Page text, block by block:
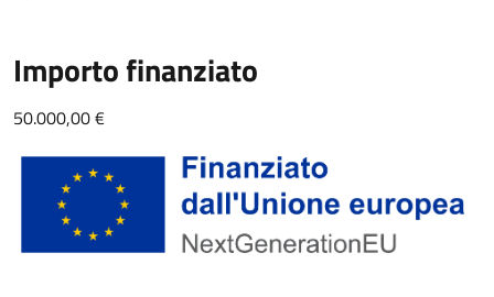
Importo finanziato
50.000,00 €